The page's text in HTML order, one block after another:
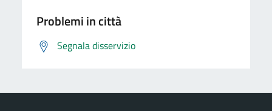
Problemi in città
Segnala disservizio